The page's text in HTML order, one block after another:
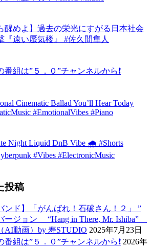
醒めよ】過去の栄光にすがる日本社会
『遠い蜃気楼』 #佐久間隼人
組は”５．０”チャンネルから❗️
Cinematic Ballad You’ll Hear Today
#EmotionalVibes #Piano
Night Liquid DnB Vibe 🌧️ #Shorts
#Vibes #ElectronicMusic
投稿
ンド】「がんばれ！石破さん！２」 ”
ージョン “Hang in There, Mr. Ishiba”
AI動画）by 寿STUDIO 2025年7月23日
組は”５．０”チャンネルから❗️ 2026年